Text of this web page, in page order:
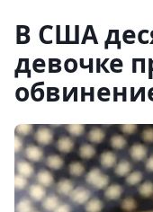
В США
девочке